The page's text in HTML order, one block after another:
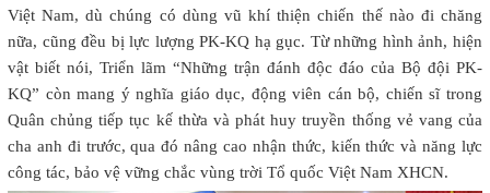
Việt Nam, dù chúng có dùng vũ khí thiện chiến thế nào đi chăng
nữa, cũng đều bị lực lượng PK-KQ hạ gục. Từ những hình ảnh, hiện
vật biết nói, Triển lãm “Những trận đánh độc đáo của Bộ đội PK-
KQ” còn mang ý nghĩa giáo dục, động viên cán bộ, chiến sĩ trong
Quân chủng tiếp tục kế thừa và phát huy truyền thống vẻ vang của
cha anh đi trước, qua đó nâng cao nhận thức, kiến thức và năng lực
công tác, bảo vệ vững chắc vùng trời Tổ quốc Việt Nam XHCN.